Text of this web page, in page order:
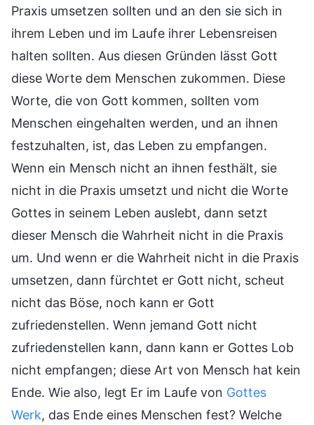
Praxis umsetzen sollten und an den sie sich in
ihrem Leben und im Laufe ihrer Lebensreisen
halten sollten. Aus diesen Gründen lässt Gott
diese Worte dem Menschen zukommen. Diese
Worte, die von Gott kommen, sollten vom
Menschen eingehalten werden, und an ihnen
festzuhalten, ist, das Leben zu empfangen.
Wenn ein Mensch nicht an ihnen festhält, sie
nicht in die Praxis umsetzt und nicht die Worte
Gottes in seinem Leben auslebt, dann setzt
dieser Mensch die Wahrheit nicht in die Praxis
um. Und wenn er die Wahrheit nicht in die Praxis
umsetzen, dann fürchtet er Gott nicht, scheut
nicht das Böse, noch kann er Gott
zufriedenstellen. Wenn jemand Gott nicht
zufriedenstellen kann, dann kann er Gottes Lob
nicht empfangen; diese Art von Mensch hat kein
Ende. Wie also, legt Er im Laufe von Gottes
Werk, das Ende eines Menschen fest? Welche